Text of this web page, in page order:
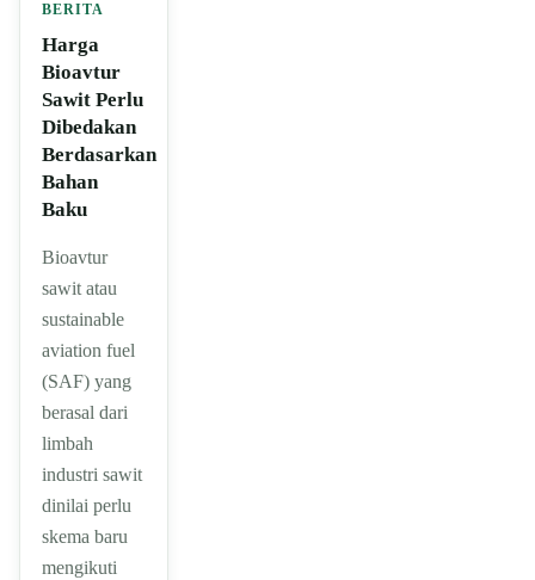
BERITA
Harga
Bioavtur
Sawit Perlu
Dibedakan
Berdasarkan
Bahan
Baku
Bioavtur
sawit atau
sustainable
aviation fuel
(SAF) yang
berasal dari
limbah
industri sawit
dinilai perlu
skema baru
mengikuti